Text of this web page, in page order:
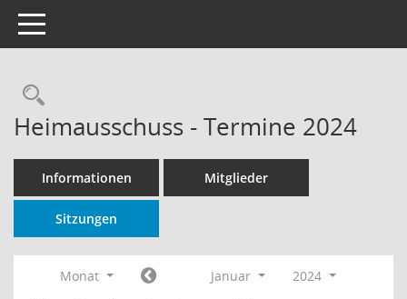
Toggle navigation
Rechercheauswahl
Heimausschuss - Termine 2024
Informationen Mitglieder
Sitzungen
Monat Januar
2024